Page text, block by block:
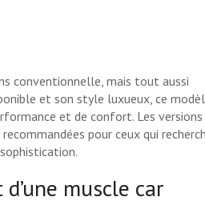
conventionnelle, mais tout aussi
et son style luxueux, ce
et de confort. Les versions
pour ceux qui
muscle car